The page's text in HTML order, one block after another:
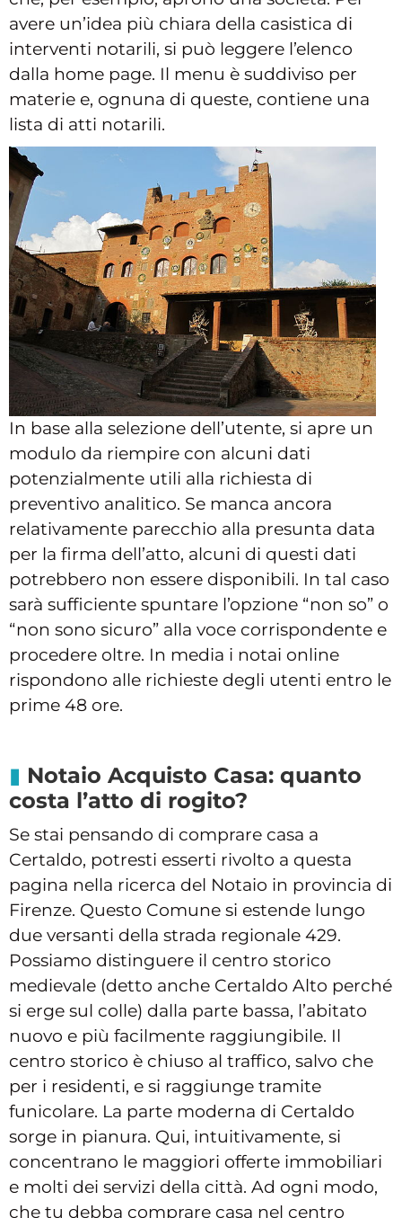
avere un’idea più chiara della casistica di
interventi notarili, si può leggere l’elenco
dalla home page. Il menu è suddiviso per
materie e, ognuna di queste, contiene una
lista di atti notarili.
In base alla selezione dell’utente, si apre un
modulo da riempire con alcuni dati
potenzialmente utili alla richiesta di
preventivo analitico. Se manca ancora
relativamente parecchio alla presunta data
per la firma dell’atto, alcuni di questi dati
potrebbero non essere disponibili. In tal caso
sarà sufficiente spuntare l’opzione “non so” o
“non sono sicuro” alla voce corrispondente e
procedere oltre. In media i notai online
rispondono alle richieste degli utenti entro le
prime 48 ore.
Notaio Acquisto Casa: quanto
costa l’atto di rogito?
Se stai pensando di comprare casa a
Certaldo, potresti esserti rivolto a questa
pagina nella ricerca del Notaio in provincia di
Firenze. Questo Comune si estende lungo
due versanti della strada regionale 429.
Possiamo distinguere il centro storico
medievale (detto anche Certaldo Alto perché
si erge sul colle) dalla parte bassa, l’abitato
nuovo e più facilmente raggiungibile. Il
centro storico è chiuso al traffico, salvo che
per i residenti, e si raggiunge tramite
funicolare. La parte moderna di Certaldo
sorge in pianura. Qui, intuitivamente, si
concentrano le maggiori offerte immobiliari
e molti dei servizi della città. Ad ogni modo,
che tu debba comprare casa nel centro